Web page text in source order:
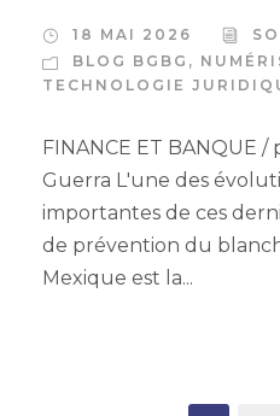
18 MAI 2026
BLOG BGBG ,
TECHNOLOGIE
FINANCE ET BANQUE
Guerra L'une des
importantes de ces
de prévention du
Mexique est la...